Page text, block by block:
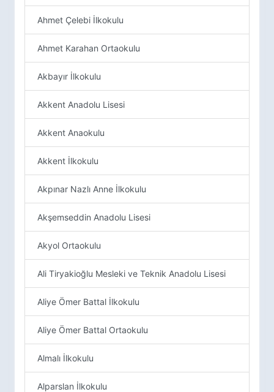
Ahmet Çelebi İlkokulu
Ahmet Karahan Ortaokulu
Akbayır İlkokulu
Akkent Anadolu Lisesi
Akkent Anaokulu
Akkent İlkokulu
Akpınar Nazlı Anne İlkokulu
Akşemseddin Anadolu Lisesi
Akyol Ortaokulu
Ali Tiryakioğlu Mesleki ve Teknik Anadolu Lisesi
Aliye Ömer Battal İlkokulu
Aliye Ömer Battal Ortaokulu
Almalı İlkokulu
Alparslan İlkokulu